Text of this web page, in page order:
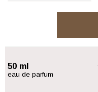
50 ml
eau de parfum